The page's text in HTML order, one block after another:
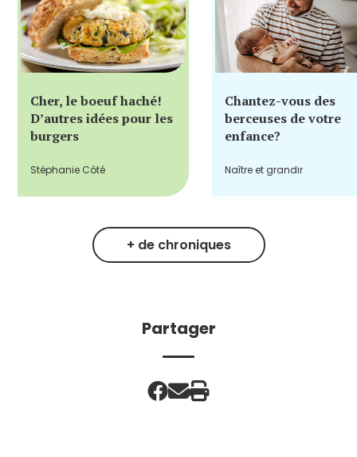
Cher, le boeuf haché!
D’autres idées pour les
burgers
Stéphanie Côté
Chantez-vous des
berceuses de votre
enfance?
Naître et grandir
+ de chroniques
Partager